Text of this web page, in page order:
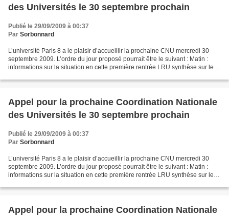
des Universités le 30 septembre prochain
Publié le 29/09/2009 à 00:37
Par Sorbonnard
L’université Paris 8 a le plaisir d’accueillir la prochaine CNU mercredi 30
septembre 2009. L’ordre du jour proposé pourrait être le suivant : Matin :
informations sur la situation en cette première rentrée LRU synthèse sur les
Appel pour la prochaine Coordination Nationale
des Universités le 30 septembre prochain
Publié le 29/09/2009 à 00:37
Par Sorbonnard
L’université Paris 8 a le plaisir d’accueillir la prochaine CNU mercredi 30
septembre 2009. L’ordre du jour proposé pourrait être le suivant : Matin :
informations sur la situation en cette première rentrée LRU synthèse sur les
Appel pour la prochaine Coordination Nationale